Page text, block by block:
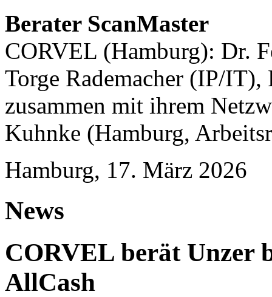
Berater ScanMaster
CORVEL (Hamburg): Dr.
Torge Rademacher (IP/
zusammen mit ihrem
Kuhnke (Hamburg,
Hamburg, 17. März 2026
News
CORVEL berät Unzer
AllCash